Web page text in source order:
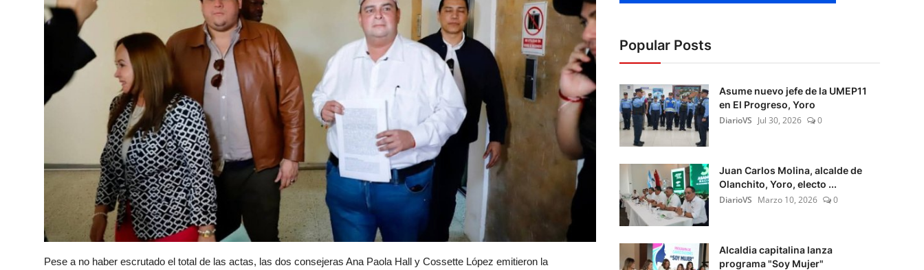
Pese a no haber escrutado el total de las actas, las dos consejeras Ana Paola Hall y Cossette López emitieron la
Popular Posts
Asume nuevo jefe de la UMEP11
en El Progreso, Yoro
DiarioVS Jul 30, 2026 0
Juan Carlos Molina, alcalde de
Olanchito, Yoro, electo ...
DiarioVS Marzo 10, 2026 0
Alcaldia capitalina lanza
programa "Soy Mujer"